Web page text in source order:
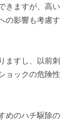
きますが、高い
の影響も考慮す
ますし、以前刺
ョックの危険性
めのハチ駆除の